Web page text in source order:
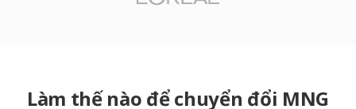
Làm thế nào để chuyển đổi MNG